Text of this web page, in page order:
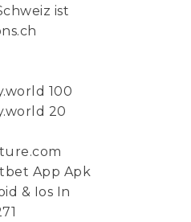
ist
100
20
App Apk
& Ios In